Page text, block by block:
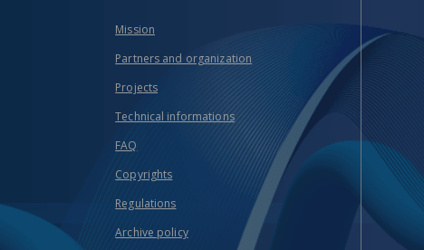
Mission
Partners and organization
Projects
Technical informations
FAQ
Copyrights
Regulations
Archive policy